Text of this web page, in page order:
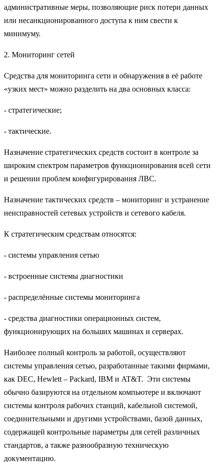
административные меры, позволяющие риск потери данных
или несанкционированного доступа к ним свести к
минимуму.
2. Мониторинг сетей
Средства для мониторинга сети и обнаружения в её работе
«узких мест» можно разделить на два основных класса:
- стратегические;
- тактические.
Назначение стратегических средств состоит в контроле за
широким спектром параметров функционирования всей сети
и решении проблем конфигурирования ЛВС.
Назначение тактических средств – мониторинг и устранение
неисправностей сетевых устройств и сетевого кабеля.
К стратегическим средствам относятся:
- системы управления сетью
- встроенные системы диагностики
- распределённые системы мониторинга
- средства диагностики операционных систем,
функционирующих на больших машинах и серверах.
Наиболее полный контроль за работой, осуществляют
системы управления сетью, разработанные такими фирмами,
как DEC, Hewlett – Packard, IBM и AT&T. Эти системы
обычно базируются на отдельном компьютере и включают
системы контроля рабочих станций, кабельной системой,
соединительными и другими устройствами, базой данных,
содержащей контрольные параметры для сетей различных
стандартов, а также разнообразную техническую
документацию.